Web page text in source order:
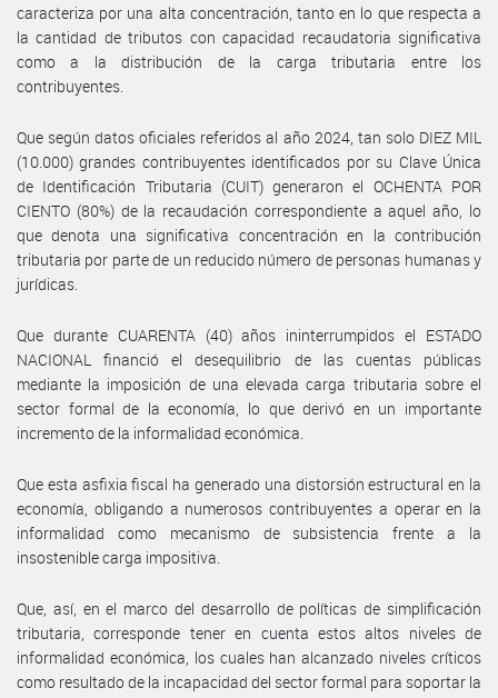
caracteriza por una alta concentración, tanto en lo que respecta a
la cantidad de tributos con capacidad recaudatoria significativa
como a la distribución de la carga tributaria entre los
contribuyentes.
Que según datos oficiales referidos al año 2024, tan solo DIEZ MIL
(10.000) grandes contribuyentes identificados por su Clave Única
de Identificación Tributaria (CUIT) generaron el OCHENTA POR
CIENTO (80%) de la recaudación correspondiente a aquel año, lo
que denota una significativa concentración en la contribución
tributaria por parte de un reducido número de personas humanas y
jurídicas.
Que durante CUARENTA (40) años ininterrumpidos el ESTADO
NACIONAL financió el desequilibrio de las cuentas públicas
mediante la imposición de una elevada carga tributaria sobre el
sector formal de la economía, lo que derivó en un importante
incremento de la informalidad económica.
Que esta asfixia fiscal ha generado una distorsión estructural en la
economía, obligando a numerosos contribuyentes a operar en la
informalidad como mecanismo de subsistencia frente a la
insostenible carga impositiva.
Que, así, en el marco del desarrollo de políticas de simplificación
tributaria, corresponde tener en cuenta estos altos niveles de
informalidad económica, los cuales han alcanzado niveles críticos
como resultado de la incapacidad del sector formal para soportar la